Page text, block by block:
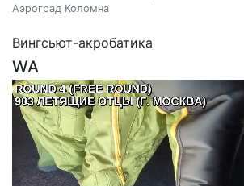
Аэроград Коломна
Вингсьют-акробатика
WA